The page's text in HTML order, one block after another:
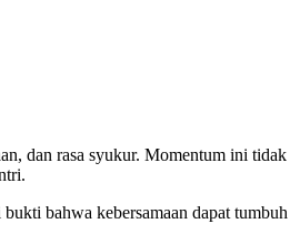
dan rasa syukur. Momentum ini tidak
bahwa kebersamaan dapat tumbuh